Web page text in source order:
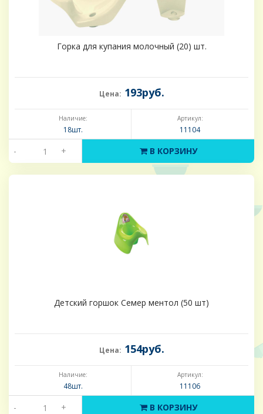
Горка для купания молочный (20) шт.
Цена: 193руб.
Наличие:
18шт.
Артикул:
11104
- + В КОРЗИНУ
Детский горшок Семер ментол (50 шт)
Цена: 154руб.
Наличие:
48шт.
Артикул:
11106
- + В КОРЗИНУ